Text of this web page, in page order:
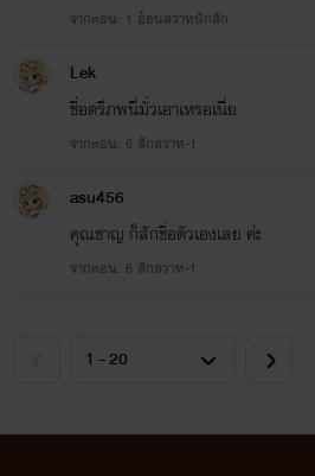
จากตอน: 1 อ้อนสวาทนักสัก
Lek
ชื่อตรีภพนี่มั่วเอาเหรอเนี่ย
จากตอน: 6 สักสวาท-1
asu456
คุณชาญ ก็สักชื่อตัวเองเลย ค่ะ
จากตอน: 6 สักสวาท-1